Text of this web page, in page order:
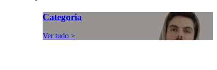
Categoria
Ver tudo >